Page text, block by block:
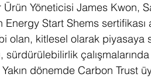
Yöneticisi James Kwon,
Start Shems sertifikası
olan, kitlesel olarak piyasaya
çalışmalarında
dönemde Carbon Trust